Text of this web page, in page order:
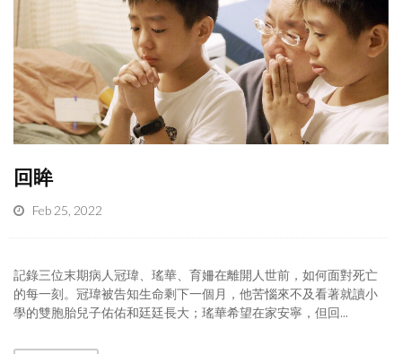
回眸
Feb 25, 2022
記錄三位末期病人冠瑋、瑤華、育姍在離開人世前，如何面對死亡
的每一刻。冠瑋被告知生命剩下一個月，他苦惱來不及看著就讀小
學的雙胞胎兒子佑佑和廷廷長大；瑤華希望在家安寧，但回...